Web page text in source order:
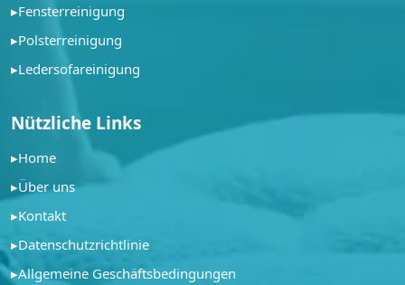
▸Fensterreinigung
▸Polsterreinigung
▸Ledersofareinigung
Nützliche Links
▸Home
▸Über uns
▸Kontakt
▸Datenschutzrichtlinie
▸Allgemeine Geschäftsbedingungen